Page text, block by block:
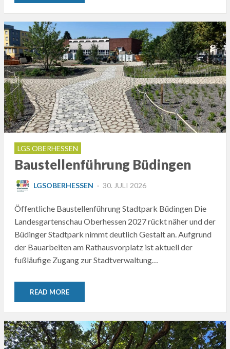
LGS OBERHESSEN
Baustellenführung Büdingen
LGSOBERHESSEN
POSTED
30. JULI 2026
Öffentliche Baustellenführung Stadtpark Büdingen Die
Landesgartenschau Oberhessen 2027 rückt näher und der
Büdinger Stadtpark nimmt deutlich Gestalt an. Aufgrund
der Bauarbeiten am Rathausvorplatz ist aktuell der
fußläufige Zugang zur Stadtverwaltung…
READ MORE